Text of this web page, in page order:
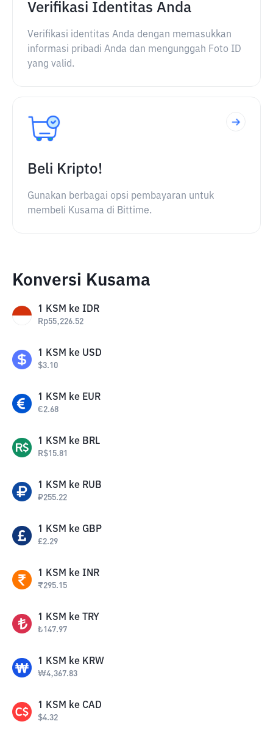
Verifikasi Identitas Anda
Verifikasi identitas Anda dengan memasukkan
informasi pribadi Anda dan mengunggah Foto ID
yang valid.
Beli Kripto!
Gunakan berbagai opsi pembayaran untuk
membeli Kusama di Bittime.
Konversi Kusama
1 KSM ke IDR
Rp55,226.52
1 KSM ke USD
$3.10
1 KSM ke EUR
€2.68
1 KSM ke BRL
R$15.81
1 KSM ke RUB
₽255.22
1 KSM ke GBP
£2.29
1 KSM ke INR
₹295.15
1 KSM ke TRY
₺147.97
1 KSM ke KRW
₩4,367.83
1 KSM ke CAD
$4.32